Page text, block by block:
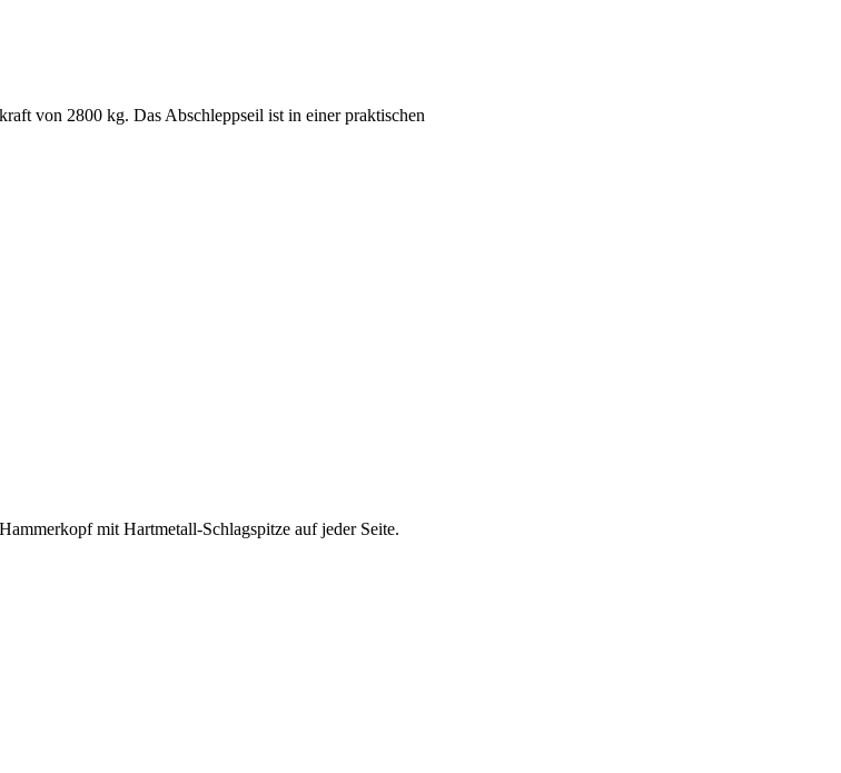
von 2800 kg. Das Abschleppseil ist in einer praktischen
mit Hartmetall-Schlagspitze auf jeder Seite.